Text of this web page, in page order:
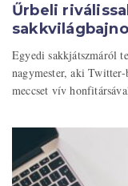
Űrbeli
Egyedi sakkjátszmáról
nagymester, aki
meccset vív